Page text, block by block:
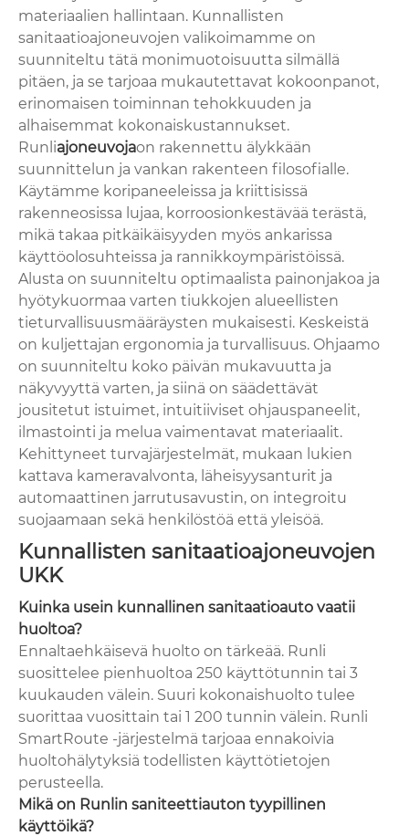
materiaalien hallintaan. Kunnallisten
sanitaatioajoneuvojen valikoimamme on
suunniteltu tätä monimuotoisuutta silmällä
pitäen, ja se tarjoaa mukautettavat kokoonpanot,
erinomaisen toiminnan tehokkuuden ja
alhaisemmat kokonaiskustannukset.
Runliajoneuvojaon rakennettu älykkään
suunnittelun ja vankan rakenteen filosofialle.
Käytämme koripaneeleissa ja kriittisissä
rakenneosissa lujaa, korroosionkestävää terästä,
mikä takaa pitkäikäisyyden myös ankarissa
käyttöolosuhteissa ja rannikkoympäristöissä.
Alusta on suunniteltu optimaalista painonjakoa ja
hyötykuormaa varten tiukkojen alueellisten
tieturvallisuusmääräysten mukaisesti. Keskeistä
on kuljettajan ergonomia ja turvallisuus. Ohjaamo
on suunniteltu koko päivän mukavuutta ja
näkyvyyttä varten, ja siinä on säädettävät
jousitetut istuimet, intuitiiviset ohjauspaneelit,
ilmastointi ja melua vaimentavat materiaalit.
Kehittyneet turvajärjestelmät, mukaan lukien
kattava kameravalvonta, läheisyysanturit ja
automaattinen jarrutusavustin, on integroitu
suojaamaan sekä henkilöstöä että yleisöä.
Kunnallisten sanitaatioajoneuvojen
UKK
Kuinka usein kunnallinen sanitaatioauto vaatii
huoltoa?
Ennaltaehkäisevä huolto on tärkeää. Runli
suosittelee pienhuoltoa 250 käyttötunnin tai 3
kuukauden välein. Suuri kokonaishuolto tulee
suorittaa vuosittain tai 1 200 tunnin välein. Runli
SmartRoute -järjestelmä tarjoaa ennakoivia
huoltohälytyksiä todellisten käyttötietojen
perusteella.
Mikä on Runlin saniteettiauton tyypillinen
käyttöikä?